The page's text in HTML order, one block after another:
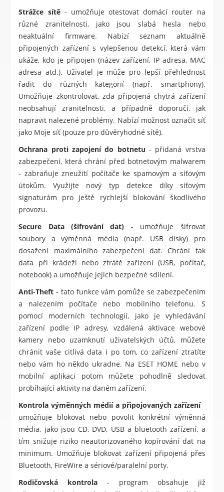
Strážce sítě- umožňuje otestovat domácí router na
různé zranitelnosti, jako jsou slabá hesla nebo
neaktuální firmware. Nabízí seznam aktuálně
připojených zařízení s vylepšenou detekcí, která vám
ukáže, kdo je připojen (název zařízení, IP adresa, MAC
adresa atd.). Uživatel je může pro lepší přehlednost
řadit do různých kategorií (např. smartphony).
Umožňuje zkontrolovat, zda připojená chytrá zařízení
neobsahují zranitelnosti, a případně doporučí, jak
napravit nalezené problémy. Nabízí možnost označit síť
jako Moje síť (pouze pro důvěryhodné sítě).
Ochrana proti zapojení do botnetu - přidaná vrstva
zabezpečení, která chrání před botnetovým malwarem
- zabraňuje zneužití počítače ke spamovým a síťovým
útokům. Využijte nový typ detekce díky síťovým
signaturám pro ještě rychlejší blokování škodlivého
provozu.
Secure Data (šifrování dat) - umožňuje šifrovat
soubory a výměnná média (např. USB disky) pro
dosažení maximálního zabezpečení dat. Chrání tak
data při krádeži nebo ztrátě zařízení (USB, počítač,
notebook) a umožňuje jejich bezpečné sdílení.
Anti-Theft - tato funkce vám pomůže se zabezpečením
a nalezením počítače nebo mobilního telefonu. S
pomocí moderních technologií, jako je vyhledávání
zařízení podle IP adresy, vzdálená aktivace webové
kamery nebo uzamknutí uživatelských účtů, můžete
chránit vaše citlivá data i po tom, co zařízení ztratíte
nebo vám ho někdo ukradne. Na ESET HOME nebo v
mobilní aplikaci potom můžete pohodlně sledovat
probíhající aktivity na daném zařízení.
Kontrola výměnných médií a připojovaných zařízení-
umožňuje blokovat nebo povolit konkrétní výměnná
média, jako jsou CD, DVD, USB a bluetooth zařízení, a
tím snižuje riziko neautorizovaného kopírování dat na
minimum. Umožňuje blokovat zařízení připojená přes
Bluetooth, FireWire a sériové/paralelní porty.
Rodičovská kontrola - program obsahuje již